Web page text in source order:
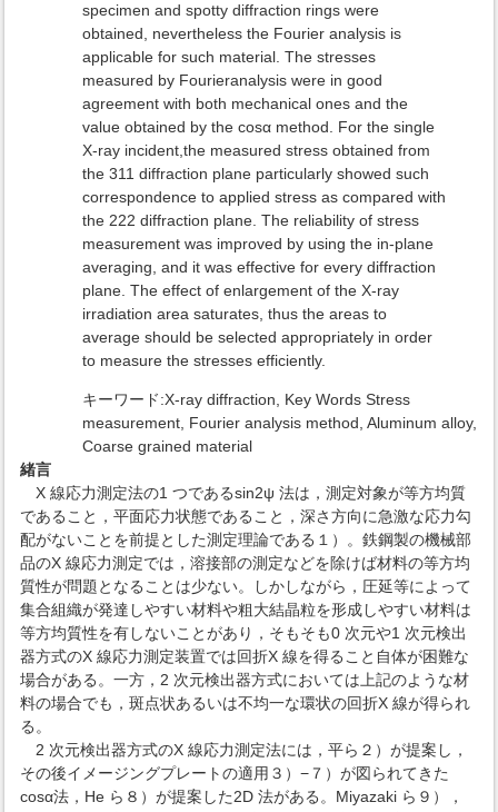
specimen and spotty diffraction rings were
obtained, nevertheless the Fourier analysis is
applicable for such material. The stresses
measured by Fourieranalysis were in good
agreement with both mechanical ones and the
value obtained by the cosα method. For the single
X-ray incident,the measured stress obtained from
the 311 diffraction plane particularly showed such
correspondence to applied stress as compared with
the 222 diffraction plane. The reliability of stress
measurement was improved by using the in-plane
averaging, and it was effective for every diffraction
plane. The effect of enlargement of the X-ray
irradiation area saturates, thus the areas to
average should be selected appropriately in order
to measure the stresses efficiently.
キーワード:X-ray diffraction, Key Words Stress
measurement, Fourier analysis method, Aluminum alloy,
Coarse grained material
緒言
X 線応力測定法の1 つであるsin2ψ 法は，測定対象が等方均質
であること，平面応力状態であること，深さ方向に急激な応力勾
配がないことを前提とした測定理論である１）。鉄鋼製の機械部
品のX 線応力測定では，溶接部の測定などを除けば材料の等方均
質性が問題となることは少ない。しかしながら，圧延等によって
集合組織が発達しやすい材料や粗大結晶粒を形成しやすい材料は
等方均質性を有しないことがあり，そもそも0 次元や1 次元検出
器方式のX 線応力測定装置では回折X 線を得ること自体が困難な
場合がある。一方，2 次元検出器方式においては上記のような材
料の場合でも，斑点状あるいは不均一な環状の回折X 線が得られ
る。
2 次元検出器方式のX 線応力測定法には，平ら２）が提案し，
その後イメージングプレートの適用３）−７）が図られてきた
cosα法，He ら８）が提案した2D 法がある。Miyazaki ら９），